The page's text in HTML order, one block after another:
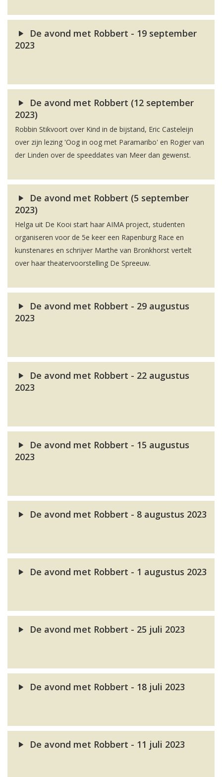
De avond met Robbert - 19 september
2023
De avond met Robbert (12 september
2023)
Robbin Stikvoort over Kind in de bijstand, Eric Casteleijn
over zijn lezing 'Oog in oog met Paramaribo' en Rogier van
der Linden over de speeddates van Meer dan gewenst.
De avond met Robbert (5 september
2023)
Helga uit De Kooi start haar AIMA project, studenten
organiseren voor de 5e keer een Rapenburg Race en
kunstenares en schrijver Marthe van Bronkhorst vertelt
over haar theatervoorstelling De Spreeuw.
De avond met Robbert - 29 augustus
2023
De avond met Robbert - 22 augustus
2023
De avond met Robbert - 15 augustus
2023
De avond met Robbert - 8 augustus 2023
De avond met Robbert - 1 augustus 2023
De avond met Robbert - 25 juli 2023
De avond met Robbert - 18 juli 2023
De avond met Robbert - 11 juli 2023